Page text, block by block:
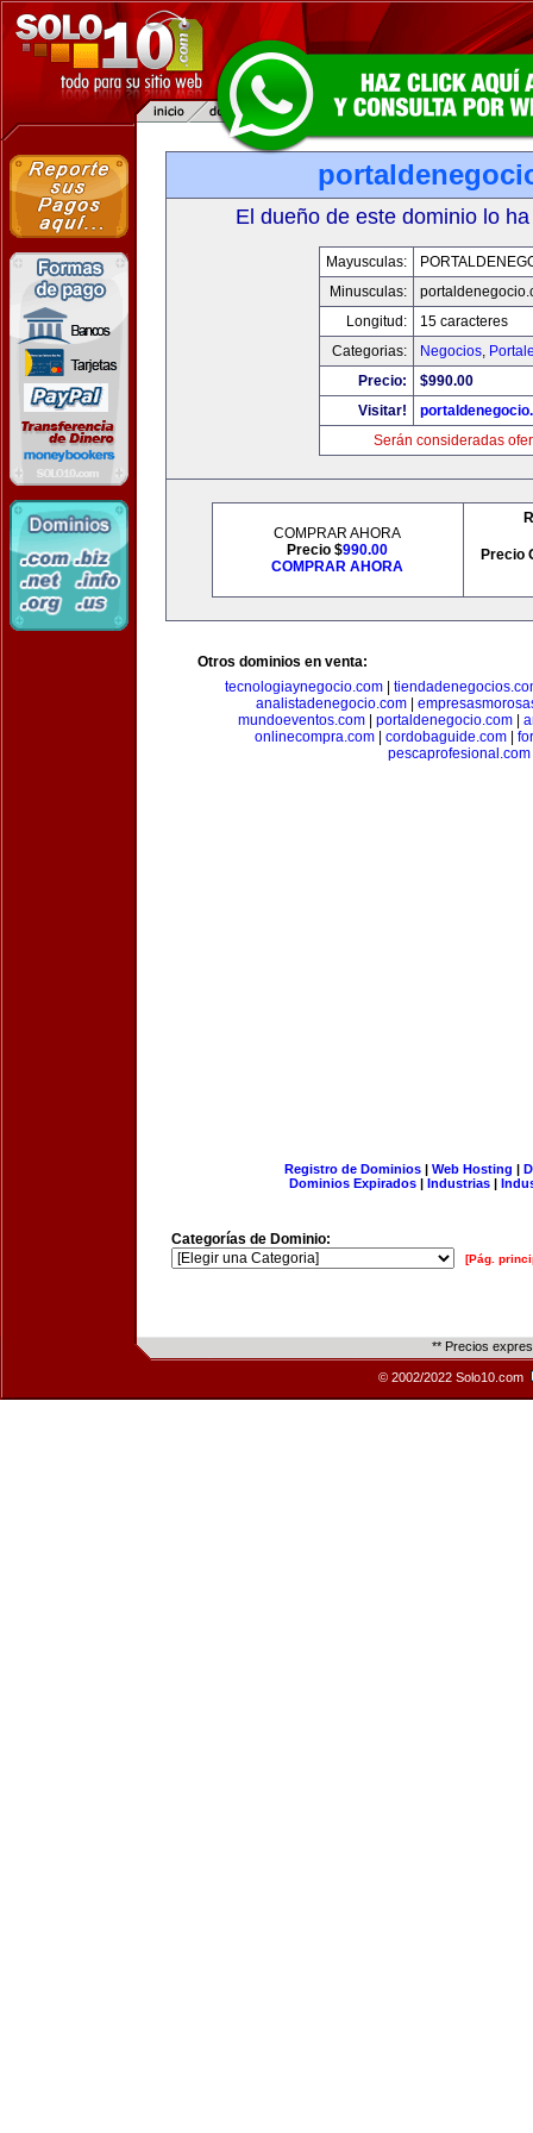
El dueño de este dominio lo
Mayusculas:
Minusculas:
Longitud:
15 caracteres
Categorias:
Negocios,
Precio:
$990.00
Visitar!
Serán consideradas
COMPRAR AHORA
Precio $990.00
COMPRAR AHORA
Precio
Otros dominios en venta:
tecnologiaynegocio.com
analistadenegocio.com
mundoeventos.com| portaldenegocio.com|
onlinecompra.com| cordobaguide.com|
pescaprofesional.com
Registro de Dominios| Web Hosting |
Dominios Expirados | Industrias |
Categorías de Dominio:
[Pág.
** Precios
© 2002/2022 Solo10.com